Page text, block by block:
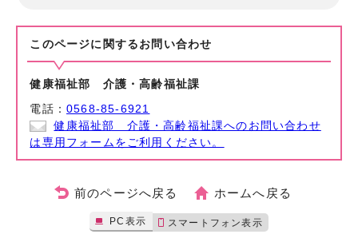
このページに関する お問い合わせ
健康福祉部 介護・高齢福祉課
電話：0568-85-6921
健康福祉部 介護・高齢福祉課へのお問い合わせ
は専用フォームをご利用ください。
前のページへ戻る ホームへ戻る
PC表示 スマートフォン表示